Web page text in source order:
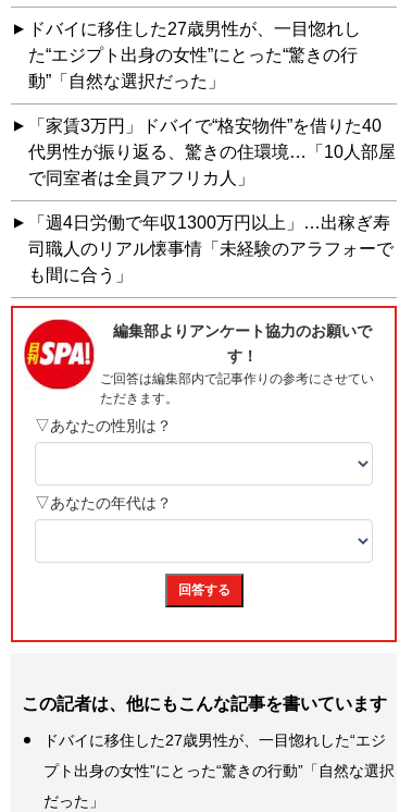
ドバイに移住した27歳男性が、一目惚れし
た“エジプト出身の女性”にとった“驚きの行
動”「自然な選択だった」
「家賃3万円」ドバイで“格安物件”を借りた40
代男性が振り返る、驚きの住環境…「10人部屋
で同室者は全員アフリカ人」
「週4日労働で年収1300万円以上」…出稼ぎ寿
司職人のリアル懐事情「未経験のアラフォーで
も間に合う」
この記者は、他にもこんな記事を書いています
ドバイに移住した27歳男性が、一目惚れした“エジ
プト出身の女性”にとった“驚きの行動”「自然な選択
だった」